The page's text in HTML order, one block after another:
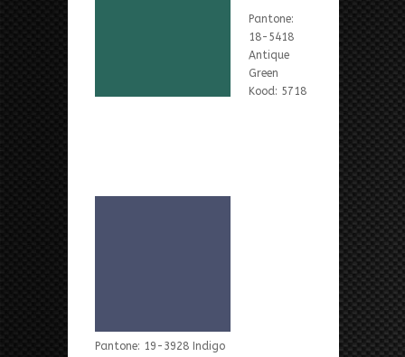
Pantone:
18-5418
Antique
Green
Kood: 5718
Pantone: 19-3928 Indigo